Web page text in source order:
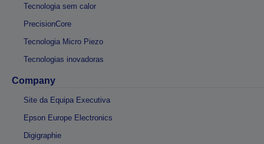
Tecnologia sem calor
PrecisionCore
Tecnologia Micro Piezo
Tecnologias inovadoras
Company
Site da Equipa Executiva
Epson Europe Electronics
Digigraphie